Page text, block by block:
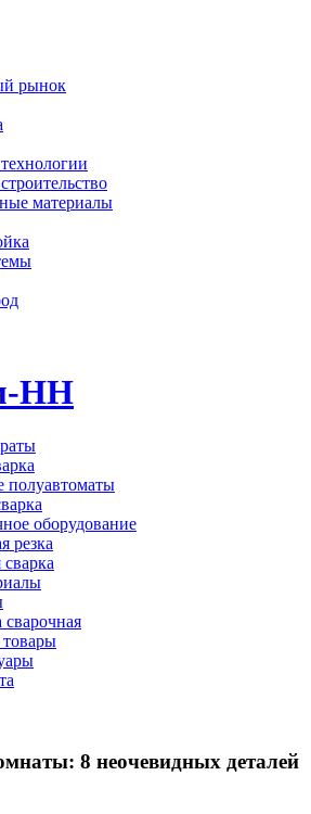
рынок
материалы
НН
полуавтоматы
оборудование
резка
8 неочевидных деталей